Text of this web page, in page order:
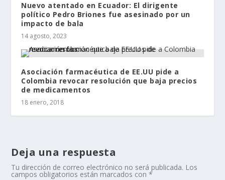
Nuevo atentado en Ecuador: El dirigente
político Pedro Briones fue asesinado por un
impacto de bala
14 agosto, 2023
Asociación farmacéutica de EE.UU pide a
Colombia revocar resolución que baja precios
de medicamentos
18 enero, 2018
Deja una respuesta
Tu dirección de correo electrónico no será publicada. Los
campos obligatorios están marcados con*